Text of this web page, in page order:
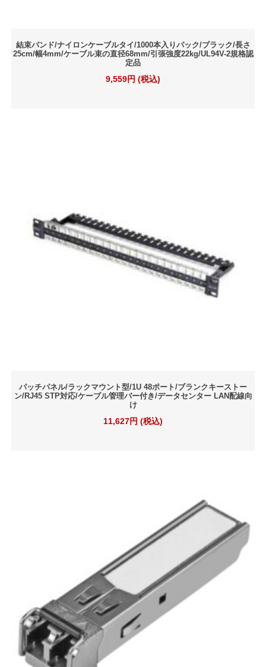
結束バンド/ナイロンケーブルタイ/1000本入りパック/ブラック/長さ
25cm/幅4mm/ケーブル束の直径68mm/引張強度22kg/UL94V-2規格認
定品
9,559円 (税込)
パッチパネル/ラックマウント型/1U 48ポート/ブランクキーストー
ン/RJ45 STP対応/ケーブル管理バー付き/データセンター LAN配線向
け
11,627円 (税込)